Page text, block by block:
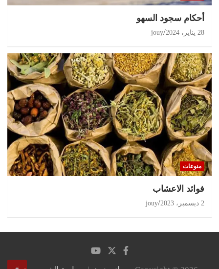
أحكام سجود السهو
28 يناير، 2024 jouy
منوعات
‏فوائد الاعشاب
2 ديسمبر، 2023 jouy